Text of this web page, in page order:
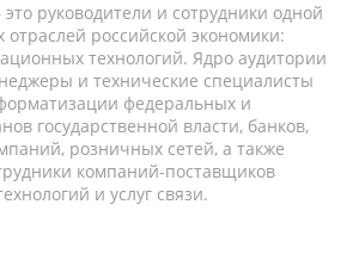
руководители и сотрудники одной
российской экономики:
технологий. Ядро аудитории
и технические специалисты
федеральных и
государственной власти, банков,
розничных сетей, а также
компаний-поставщиков
и услуг связи.